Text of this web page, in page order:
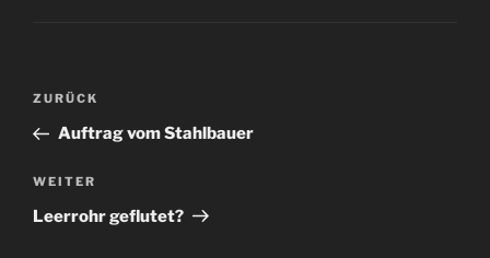
Beitragsnavigation
Vorheriger
Beitrag
ZURÜCK
Auftrag vom Stahlbauer
Nächster
Beitrag
WEITER
Leerrohr geflutet?